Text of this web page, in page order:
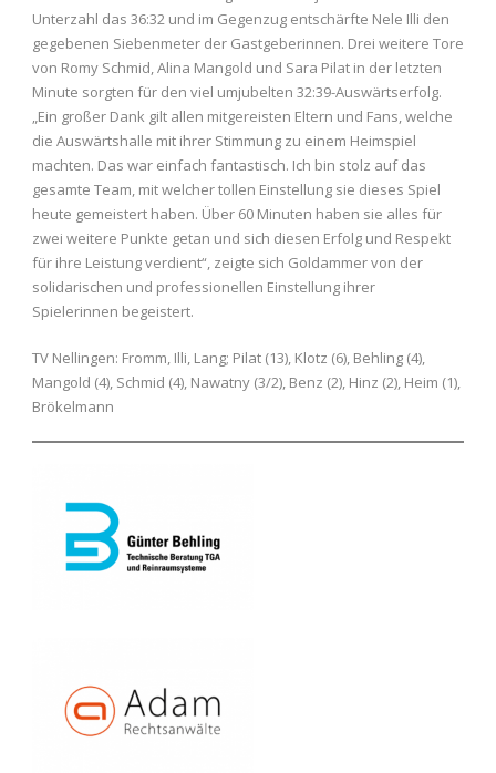
Unterzahl das 36:32 und im Gegenzug entschärfte Nele Illi den
gegebenen Siebenmeter der Gastgeberinnen. Drei weitere Tore
von Romy Schmid, Alina Mangold und Sara Pilat in der letzten
Minute sorgten für den viel umjubelten 32:39-Auswärtserfolg.
„Ein großer Dank gilt allen mitgereisten Eltern und Fans, welche
die Auswärtshalle mit ihrer Stimmung zu einem Heimspiel
machten. Das war einfach fantastisch. Ich bin stolz auf das
gesamte Team, mit welcher tollen Einstellung sie dieses Spiel
heute gemeistert haben. Über 60 Minuten haben sie alles für
zwei weitere Punkte getan und sich diesen Erfolg und Respekt
für ihre Leistung verdient“, zeigte sich Goldammer von der
solidarischen und professionellen Einstellung ihrer
Spielerinnen begeistert.
TV Nellingen: Fromm, Illi, Lang; Pilat (13), Klotz (6), Behling (4),
Mangold (4), Schmid (4), Nawatny (3/2), Benz (2), Hinz (2), Heim (1),
Brökelmann